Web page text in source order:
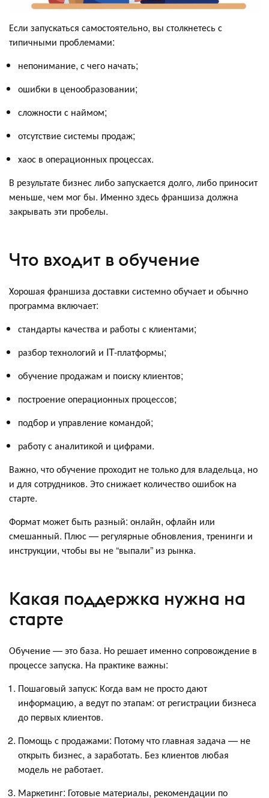
Если запускаться самостоятельно, вы столкнетесь с
типичными проблемами:
непонимание, с чего начать;
ошибки в ценообразовании;
сложности с наймом;
отсутствие системы продаж;
хаос в операционных процессах.
В результате бизнес либо запускается долго, либо приносит
меньше, чем мог бы. Именно здесь франшиза должна
закрывать эти пробелы.
Что входит в обучение
Хорошая франшиза доставки системно обучает и обычно
программа включает:
стандарты качества и работы с клиентами;
разбор технологий и IT-платформы;
обучение продажам и поиску клиентов;
построение операционных процессов;
подбор и управление командой;
работу с аналитикой и цифрами.
Важно, что обучение проходит не только для владельца, но
и для сотрудников. Это снижает количество ошибок на
старте.
Формат может быть разный: онлайн, офлайн или
смешанный. Плюс — регулярные обновления, тренинги и
инструкции, чтобы вы не “выпали” из рынка.
Какая поддержка нужна на
старте
Обучение — это база. Но решает именно сопровождение в
процессе запуска. На практике важны:
Пошаговый запуск: Когда вам не просто дают
информацию, а ведут по этапам: от регистрации бизнеса
до первых клиентов.
Помощь с продажами: Потому что главная задача — не
открыть бизнес, а заработать. Без клиентов любая
модель не работает.
Маркетинг: Готовые материалы, рекомендации по